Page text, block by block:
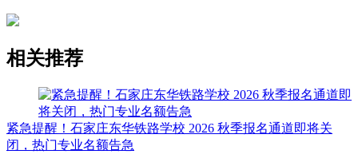
相关推荐
紧急提醒！石家庄东华铁路学校 2026 秋季报名通道即将关
闭，热门专业名额告急